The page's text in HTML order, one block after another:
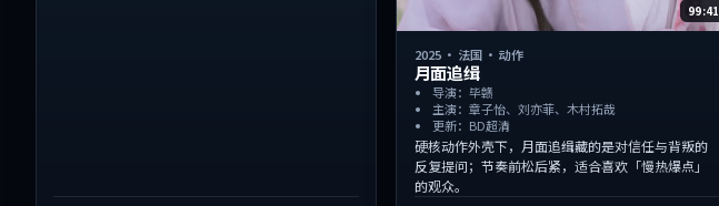
99:41
2025· 法国· 动作
月面追缉
导演：毕赣
主演：章子怡、刘亦菲、木村拓哉
更新：BD超清
硬核动作外壳下，月面追缉藏的是对信任与背叛的
反复提问；节奏前松后紧，适合喜欢「慢热爆点」
的观众。